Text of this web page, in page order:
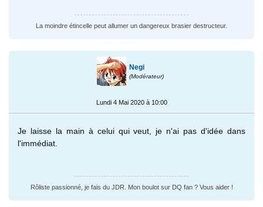
La moindre étincelle peut allumer un dangereux brasier destructeur.
Negi
(Modérateur)
Lundi 4 Mai 2020 à 10:00
Je laisse la main à celui qui veut, je n'ai pas d'idée dans
l'immédiat.
Rôliste passionné, je fais du JDR. Mon boulot sur DQ fan ? Vous aider !